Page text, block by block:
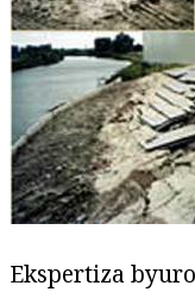
Ekspertiza